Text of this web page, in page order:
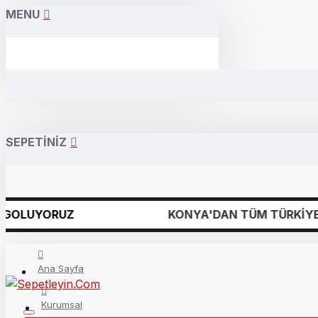
MENU
SEPETINIZ
KONYA'DAN TÜM TÜRKİYE'YE
Ana Sayfa
Kurumsal